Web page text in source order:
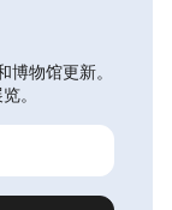
物馆更新。
。